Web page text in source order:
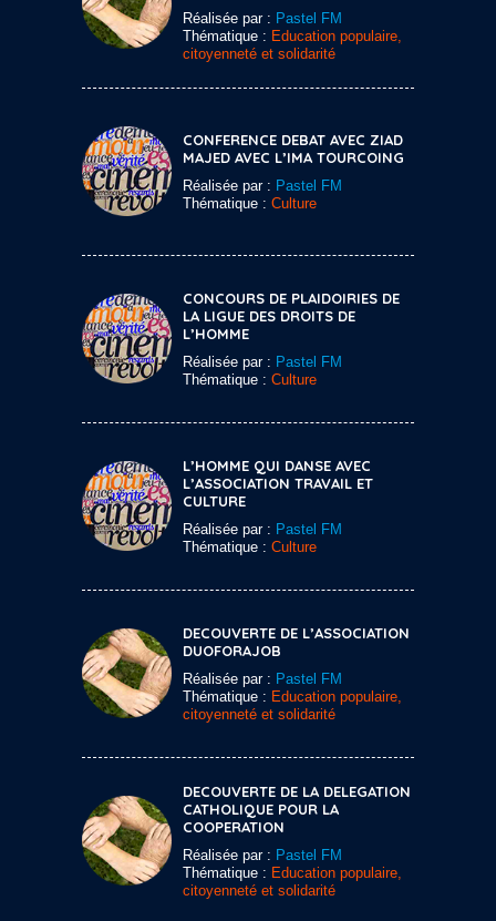
Réalisée par : Pastel FM
Thématique : Education populaire,
citoyenneté et solidarité
CONFERENCE DEBAT AVEC ZIAD
MAJED AVEC L’IMA TOURCOING
Réalisée par : Pastel FM
Thématique : Culture
CONCOURS DE PLAIDOIRIES DE
LA LIGUE DES DROITS DE
L’HOMME
Réalisée par : Pastel FM
Thématique : Culture
L’HOMME QUI DANSE AVEC
L’ASSOCIATION TRAVAIL ET
CULTURE
Réalisée par : Pastel FM
Thématique : Culture
DECOUVERTE DE L’ASSOCIATION
DUOFORAJOB
Réalisée par : Pastel FM
Thématique : Education populaire,
citoyenneté et solidarité
DECOUVERTE DE LA DELEGATION
CATHOLIQUE POUR LA
COOPERATION
Réalisée par : Pastel FM
Thématique : Education populaire,
citoyenneté et solidarité